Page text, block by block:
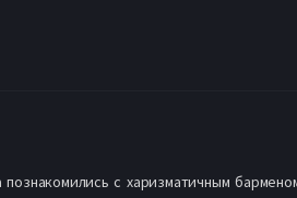
с харизматичным